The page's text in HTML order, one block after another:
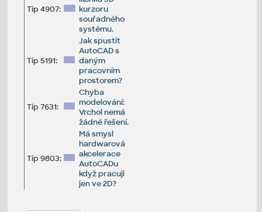
Tip 4907:
kurzoru
souřadného
systému.
Tip 5191:
Jak spustit
AutoCAD s
daným
pracovním
prostorem?
Tip 7631:
Chyba
modelování:
Vrchol nemá
žádné řešení.
Tip 9803:
Má smysl
hardwarová
akcelerace
AutoCADu
když pracuji
jen ve 2D?